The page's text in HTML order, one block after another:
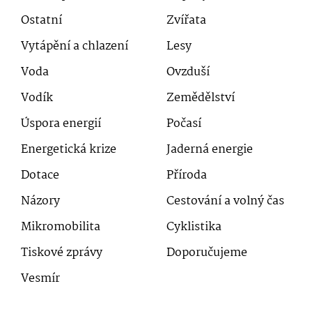
Ostatní
Zvířata
Vytápění a chlazení
Lesy
Voda
Ovzduší
Vodík
Zemědělství
Úspora energií
Počasí
Energetická krize
Jaderná energie
Dotace
Příroda
Názory
Cestování a volný čas
Mikromobilita
Cyklistika
Tiskové zprávy
Doporučujeme
Vesmír